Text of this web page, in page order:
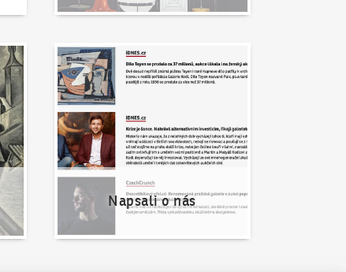
Napsali o nás
Napsali o nás